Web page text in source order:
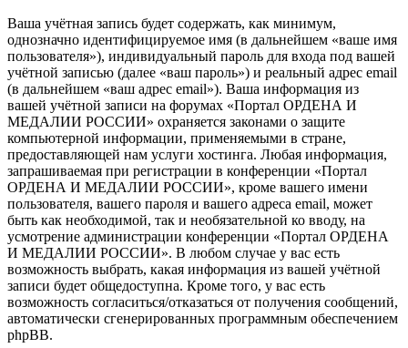
Ваша учётная запись будет содержать, как минимум,
однозначно идентифицируемое имя (в дальнейшем «ваше имя
пользователя»), индивидуальный пароль для входа под вашей
учётной записью (далее «ваш пароль») и реальный адрес email
(в дальнейшем «ваш адрес email»). Ваша информация из
вашей учётной записи на форумах «Портал ОРДЕНА И
МЕДАЛИИ РОССИИ» охраняется законами о защите
компьютерной информации, применяемыми в стране,
предоставляющей нам услуги хостинга. Любая информация,
запрашиваемая при регистрации в конференции «Портал
ОРДЕНА И МЕДАЛИИ РОССИИ», кроме вашего имени
пользователя, вашего пароля и вашего адреса email, может
быть как необходимой, так и необязательной ко вводу, на
усмотрение администрации конференции «Портал ОРДЕНА
И МЕДАЛИИ РОССИИ». В любом случае у вас есть
возможность выбрать, какая информация из вашей учётной
записи будет общедоступна. Кроме того, у вас есть
возможность согласиться/отказаться от получения сообщений,
автоматически сгенерированных программным обеспечением
phpBB.